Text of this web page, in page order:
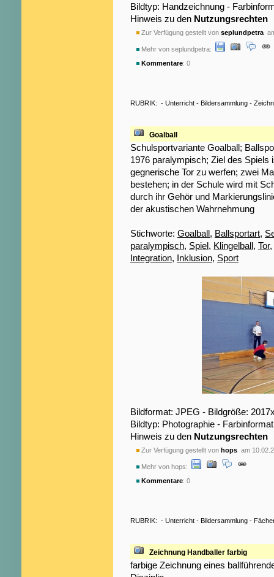
Bildtyp: Handzeichnung -
Hinweis zu den Nutzungsrechten
Zur Verfügung gestellt von seplundpetra
Mehr von seplundpetra:
Kommentare: 0
RUBRIK: - Unterricht - Bildersammlung -
Goalball
Schulsportvariante Goalball;
1976 paralympisch; Ziel des Spiels
gegnerische Tor zu werfen; zwei
bestehen; in der Schule wird mit
durch ihr Gehör und
der akustischen Wahrnehmung
Stichworte: Goalball, Ballsportart,
paralympisch, Spiel, Klingelball, Tor,
Integration, Inklusion, Sport
Bildformat: JPEG - Bildgröße:
Bildtyp: Photographie -
Hinweis zu den Nutzungsrechten
Zur Verfügung gestellt von hops am
Mehr von hops:
Kommentare: 0
RUBRIK: - Unterricht - Bildersammlung -
Zeichnung Handballer farbig
farbige Zeichnung eines